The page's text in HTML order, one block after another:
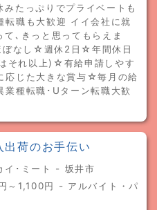
みたっぷりでプライベートも
職も大歓迎 イイ会社に就
て､きっと思ってもらえま
なし☆週休2日☆年間休日
それ以上)☆有給申請しやす
応じた大きな賞与☆毎月の給
種転職･Uターン転職大歓
出荷のお手伝い
イ･ミート - 坂井市
～1,100円 - アルバイト・パ